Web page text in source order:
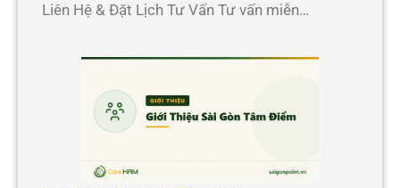
Liên Hệ & Đặt Lịch Tư Vấn Tư vấn miễn…